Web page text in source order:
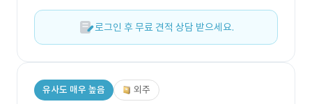
로그인 후 무료 견적 상담 받으세요.
유사도 매우 높음 외주